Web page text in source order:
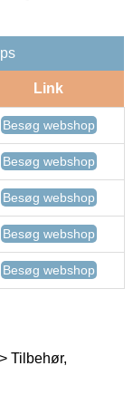
Link
Besøg webshop
Besøg webshop
Besøg webshop
Besøg webshop
Besøg webshop
Tilbehør,